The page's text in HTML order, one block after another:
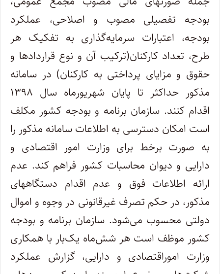
بودجه تفصیلی مصوب و اصلاحی، عملکرد
بودجه، اعتبارات سرمایه‌گذاری به تفکیک هر
طرح، تعداد کارکنان(ترکیب آن و نوع قراردادها و
حقوق و مزایای پرداختی به کارکنان) در سامانه
مذکور حداکثر تا پایان شهریورماه سال ۱۳۹۸
اقدام کنند. سازمان برنامه و بودجه کشور مکلف
است امکان دسترسی به اطلاعات سامانه مذکور را
به صورت برخط برای وزارت امور اقتصادی و
دارایی و دیوان محاسبات کشور فراهم کند. عدم
ارائه اطلاعات فوق و عدم اقدام دستگاههای
مذکور، در حکم تصرف غیرقانونی در وجوه و اموال
دولتی محسوب می‌شود. سازمان برنامه و بودجه
کشور موظف است هر شش‌ماه یک‌بار با همکاری
وزارت اموراقتصادی و دارایی، گزارش عملکرد